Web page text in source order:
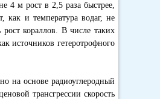
4 м рост в 2,5 раза быстрее,
и температура водаг, не
кораллов. В числе таких
источников гетеротрофного
на основе радиоуглеродный
трансгрессии скорость